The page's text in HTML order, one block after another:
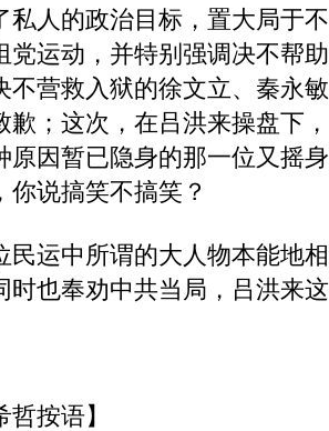
私人的政治目标，置大局于
党运动，并特别强调决不帮
不营救入狱的徐文立、秦永
歉；这次，在吕洪来操盘下
原因暂已隐身的那一位又摇
你说搞笑不搞笑？
民运中所谓的大人物本能地
时也奉劝中共当局，吕洪来
按语】